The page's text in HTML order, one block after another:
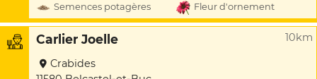
Semences potagères Fleur d'ornement
Carlier Joelle 10km
Crabides